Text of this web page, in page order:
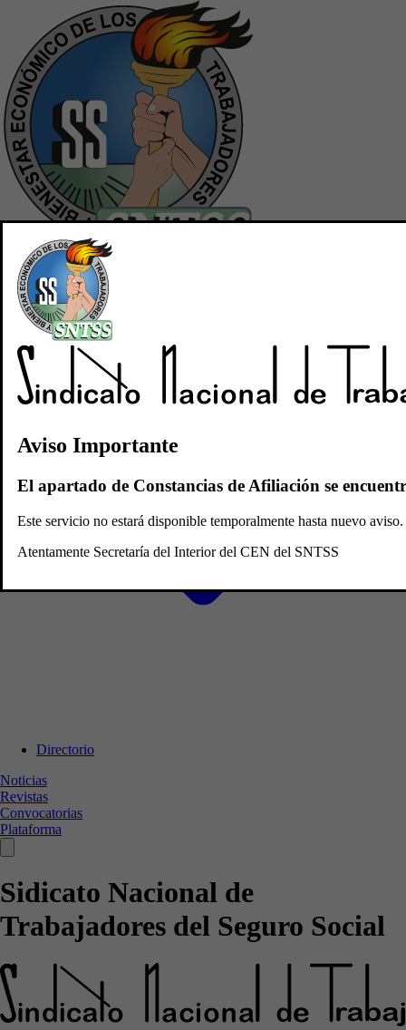
Inicio
Quiénes Somos
Directorio
Noticias
Revistas
Convocatorias
Plataforma
Sidicato Nacional de
Trabajadores del Seguro Social
Aviso Importante
El apartado de Constancias de Afiliación se
Este servicio no estará disponible temporalmente hasta nuevo
Atentamente Secretaría del Interior del CEN del SNTSS